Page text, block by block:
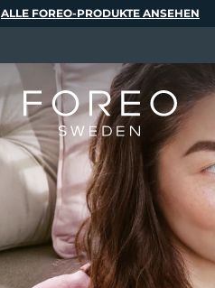
ALLE FOREO-PRODUKTE ANSEHEN